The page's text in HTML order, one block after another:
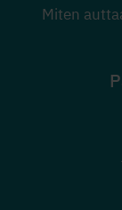
Miten